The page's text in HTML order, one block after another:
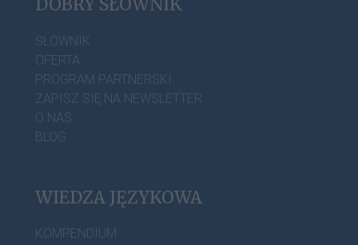
DOBRY SŁOWNIK
SŁOWNIK
OFERTA
PROGRAM PARTNERSKI
ZAPISZ SIĘ NA NEWSLETTER
O NAS
BLOG
WIEDZA JĘZYKOWA
KOMPENDIUM